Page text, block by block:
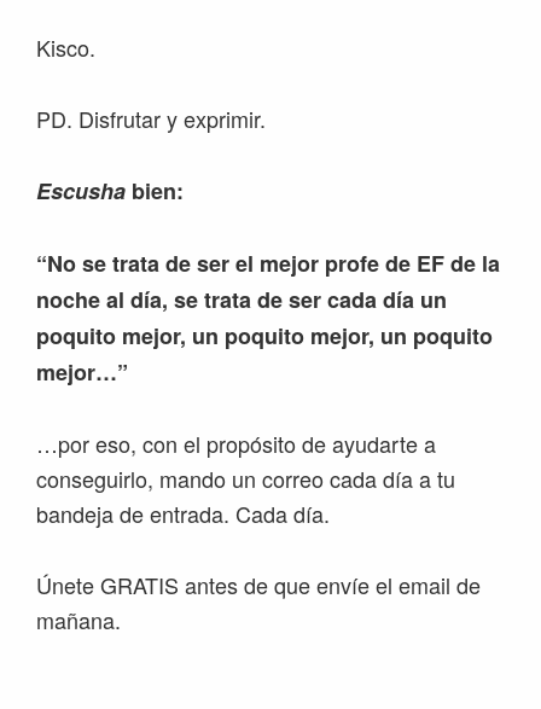
Kisco.
PD. Disfrutar y exprimir.
Escusha bien:
“No se trata de ser el mejor profe de EF de la
noche al día, se trata de ser cada día un
poquito mejor, un poquito mejor, un poquito
mejor…”
…por eso, con el propósito de ayudarte a
conseguirlo, mando un correo cada día a tu
bandeja de entrada. Cada día.
Únete GRATIS antes de que envíe el email de
mañana.